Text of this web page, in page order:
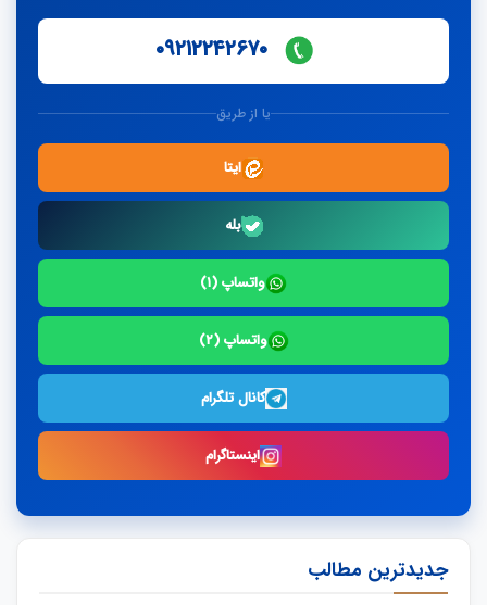
۰۹۲۱۲۲۴۲۶۷۰
یا از طریق
ایتا
بله
واتساپ (۱)
واتساپ (۲)
کانال تلگرام
اینستاگرام
جدیدترین مطالب